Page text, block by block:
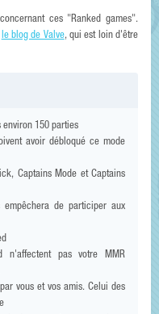
ces "Ranked games".
le blog de Valve, qui est loin d'être
environ 150 parties
avoir débloqué ce mode
Captains Mode et Captains
de participer aux
n'affectent pas votre MMR
vous et vos amis. Celui des